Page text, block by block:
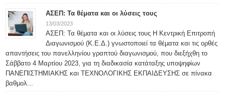
ΑΣΕΠ: Τα θέματα και οι λύσεις τους
13/03/2023
ΑΣΕΠ: Τα θέματα και οι λύσεις τους H Κεντρική Επιτροπή
Διαγωνισμού (Κ.Ε.Δ.) γνωστοποιεί τα θέματα και τις ορθές
απαντήσεις του πανελληνίου γραπτού διαγωνισμού, που διεξήχθη το
Σάββατο 4 Μαρτίου 2023, για τη διαδικασία κατάταξης υποψηφίων
ΠΑΝΕΠΙΣΤΗΜΙΑΚΗΣ και ΤΕΧΝΟΛΟΓΙΚΗΣ ΕΚΠΑΙΔΕΥΣΗΣ σε πίνακα
βαθμολ...